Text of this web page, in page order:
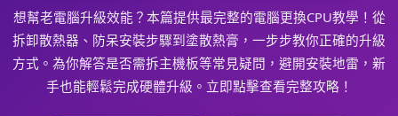
想幫老電腦升級效能？本篇提供最完整的電腦更換CPU教學！從
拆卸散熱器、防呆安裝步驟到塗散熱膏，一步步教你正確的升級
方式。為你解答是否需拆主機板等常見疑問，避開安裝地雷，新
手也能輕鬆完成硬體升級。立即點擊查看完整攻略！